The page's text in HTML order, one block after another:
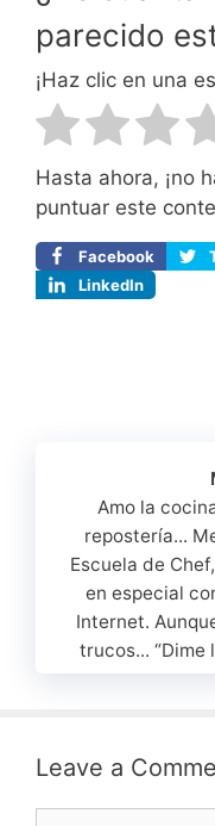
parecido
¡Haz clic en una
Hasta ahora, ¡no
puntuar este
Facebook
LinkedIn
Amo la
repostería...
Escuela de
en especial
Internet.
trucos... “Dime
Leave a